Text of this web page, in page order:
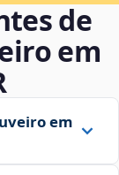
de
em
em